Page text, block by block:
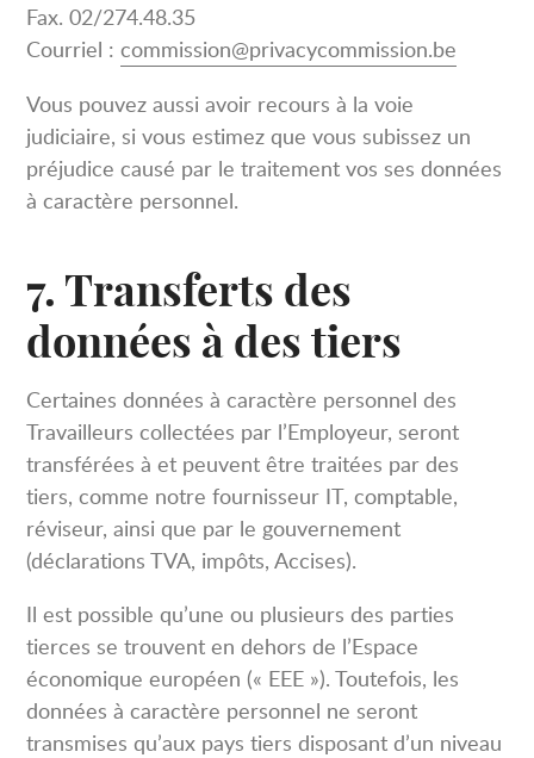
Fax. 02/274.48.35
Courriel :commission@privacycommission.be
Vous pouvez aussi avoir recours à la voie
judiciaire, si vous estimez que vous subissez un
préjudice causé par le traitement vos ses données
à caractère personnel.
7. Transferts des
données à des tiers
Certaines données à caractère personnel des
Travailleurs collectées par l’Employeur, seront
transférées à et peuvent être traitées par des
tiers, comme notre fournisseur IT, comptable,
réviseur, ainsi que par le gouvernement
(déclarations TVA, impôts, Accises).
Il est possible qu’une ou plusieurs des parties
tierces se trouvent en dehors de l’Espace
économique européen (« EEE »). Toutefois, les
données à caractère personnel ne seront
transmises qu’aux pays tiers disposant d’un niveau